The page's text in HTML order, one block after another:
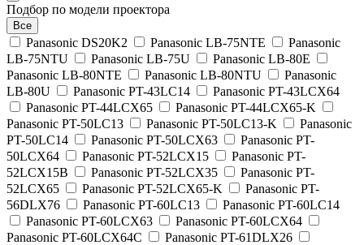
Подбор по модели проектора
Все
Panasonic DS20K2 Panasonic LB-75NTE
Panasonic
LB-75NTU
Panasonic LB-75U
Panasonic LB-80E
Panasonic LB-80NTE
Panasonic LB-80NTU
Panasonic
LB-80U
Panasonic PT-43LC14
Panasonic PT-43LCX64
Panasonic PT-44LCX65
Panasonic PT-44LCX65-K
Panasonic PT-50LC13
Panasonic PT-50LC13-K
Panasonic
PT-50LC14
Panasonic PT-50LCX63
Panasonic PT-
50LCX64
Panasonic PT-52LCX15
Panasonic PT-
52LCX15B
Panasonic PT-52LCX35
Panasonic PT-
52LCX65
Panasonic PT-52LCX65-K
Panasonic PT-
56DLX76
Panasonic PT-60LC13
Panasonic PT-60LC14
Panasonic PT-60LCX63
Panasonic PT-60LCX64
Panasonic PT-60LCX64C
Panasonic PT-61DLX26